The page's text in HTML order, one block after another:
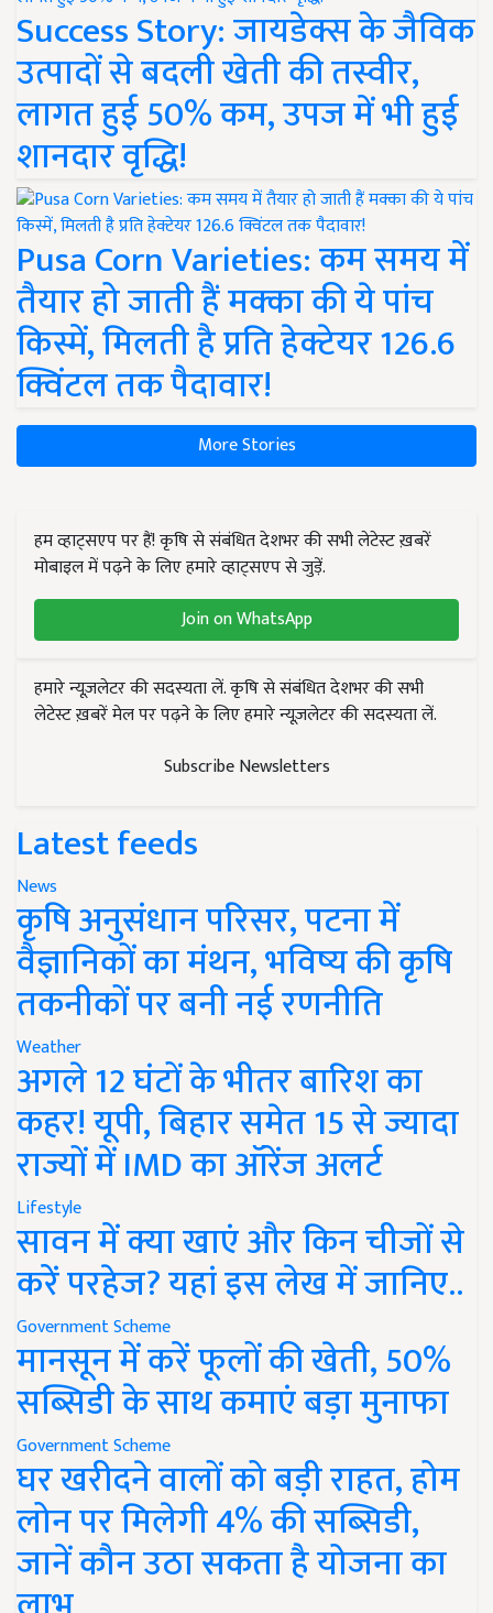
Success Story: जायडेक्स के जैविक
उत्पादों से बदली खेती की तस्वीर,
लागत हुई 50% कम, उपज में भी हुई
शानदार वृद्धि!
Pusa Corn Varieties: कम समय में
तैयार हो जाती हैं मक्का की ये पांच
किस्में, मिलती है प्रति हेक्टेयर 126.6
क्विंटल तक पैदावार!
More Stories
हम व्हाट्सएप पर हैं! कृषि से संबंधित देशभर की सभी लेटेस्ट ख़बरें
मोबाइल में पढ़ने के लिए हमारे व्हाट्सएप से जुड़ें.
Join on WhatsApp
हमारे न्यूज़लेटर की सदस्यता लें. कृषि से संबंधित देशभर की सभी
लेटेस्ट ख़बरें मेल पर पढ़ने के लिए हमारे न्यूज़लेटर की सदस्यता लें.
Subscribe Newsletters
Latest feeds
News
कृषि अनुसंधान परिसर, पटना में
वैज्ञानिकों का मंथन, भविष्य की कृषि
तकनीकों पर बनी नई रणनीति
Weather
अगले 12 घंटों के भीतर बारिश का
कहर! यूपी, बिहार समेत 15 से ज्यादा
राज्यों में IMD का ऑरेंज अलर्ट
Lifestyle
सावन में क्या खाएं और किन चीजों से
करें परहेज? यहां इस लेख में जानिए..
Government Scheme
मानसून में करें फूलों की खेती, 50%
सब्सिडी के साथ कमाएं बड़ा मुनाफा
Government Scheme
घर खरीदने वालों को बड़ी राहत, होम
लोन पर मिलेगी 4% की सब्सिडी,
जानें कौन उठा सकता है योजना का